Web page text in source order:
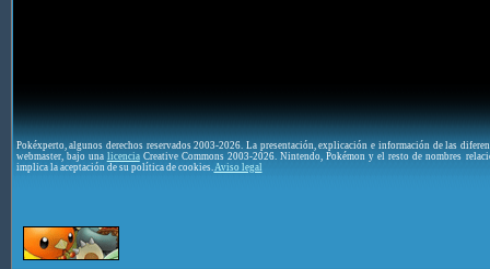
Pokéxperto, algunos derechos reservados 2003-2026. La presentación, explicación e información de las
webmaster, bajo una licenciaCreative Commons 2003-2026. Nintendo, Pokémon y el resto de nombres
implica la aceptación de su política de cookies. Aviso legal